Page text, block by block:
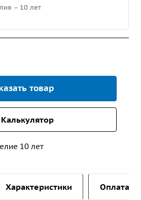
– 10 лет
товар
Калькулятор
10 лет
Характеристики Оплата и